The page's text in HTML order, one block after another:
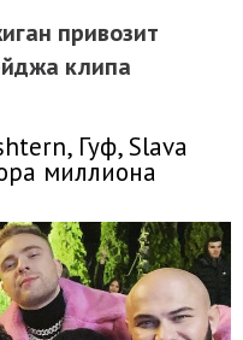
привозит
клипа
Гуф, Slava
миллиона